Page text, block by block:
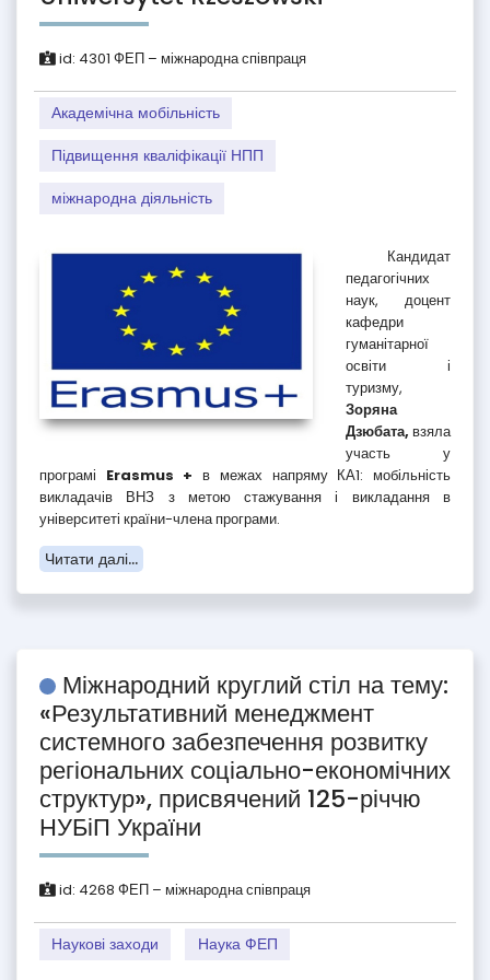
id: 4301 ФЕП – міжнародна співпраця
Академічна мобільність
Підвищення кваліфікації НПП
міжнародна діяльність
Кандидат
педагогічних
наук, доцент
кафедри
гуманітарної
освіти і
туризму,
Зоряна
Дзюбата, взяла
участь у
програмі Erasmus + в межах напряму КА1: мобільність
викладачів ВНЗ з метою стажування і викладання в
університеті країни-члена програми.
Читати далі...
Міжнародний круглий стіл на тему:
«Результативний менеджмент
системного забезпечення розвитку
регіональних соціально-економічних
структур», присвячений 125-річчю
НУБіП України
id: 4268 ФЕП – міжнародна співпраця
Наукові заходи Наука ФЕП